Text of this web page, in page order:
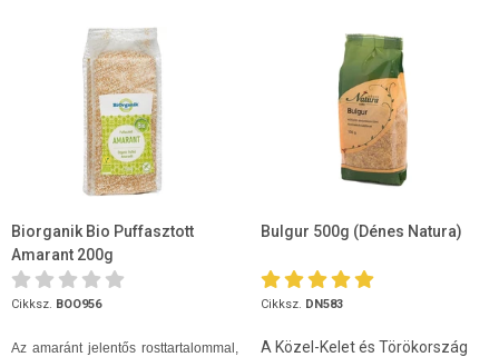
Biorganik Bio Puffasztott
Amarant 200g
Cikksz. BOO956
Az amaránt jelentős rosttartalommal,
Bulgur 500g (Dénes Natura)
Cikksz. DN583
A Közel-Kelet és Törökország